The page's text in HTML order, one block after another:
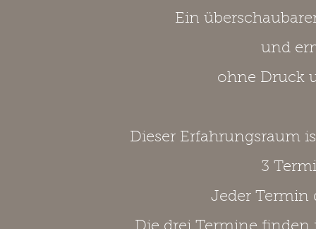
Ein
und
ohne Druck
Dieser Erfahrungsraum
3
Jeder Termin